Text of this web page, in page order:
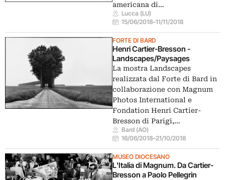
americana di…
Lucca (LU)
15/06/2018–11/11/2018
FORTE DI BARD
Henri Cartier-Bresson -
Landscapes/Paysages
La mostra Landscapes
realizzata dal Forte di Bard in
collaborazione con Magnum
Photos International e
Fondation Henri Cartier-
Bresson di Parigi,…
Bard (AO)
16/06/2018–21/10/2018
MUSEO DIOCESANO
L'Italia di Magnum. Da Cartier-
Bresson a Paolo Pellegrin